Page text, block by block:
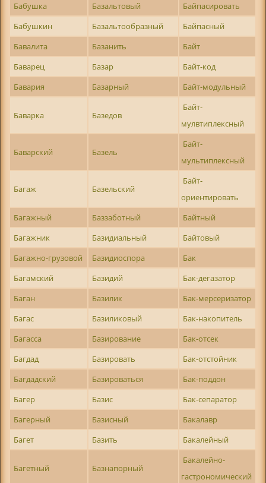
Бабушка
Базальтовый
Байпасировать
Бабушкин
Базальтообразный
Байпасный
Бавалита
Базанить
Байт
Баварец
Базар
Байт-код
Бавария
Базарный Байт-модульный
Баварка Базедов
Байт-
мулвтиплексный
Баварский Базель
Байт-
мультиплексный
Багаж Базельский
Байт-
ориентировать
Багажный
Баззаботный
Байтный
Багажник
Базидиальный
Байтовый
Багажно-грузовой
Базидиоспора
Бак
Багамский
Базидий
Бак-дегазатор
Баган
Базилик
Бак-мерсеризатор
Багас
Базиликовый
Бак-накопитель
Багасса
Базирование
Бак-отсек
Багдад
Базировать
Бак-отстойник
Багдадский
Базироваться
Бак-поддон
Багер
Базис
Бак-сепаратор
Багерный
Базисный
Бакалавр
Багет
Базить Бакалейный
Багетный Базнапорный
Бакалейно-
гастрономический